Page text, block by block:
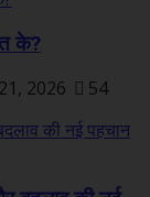
के?
2026 54